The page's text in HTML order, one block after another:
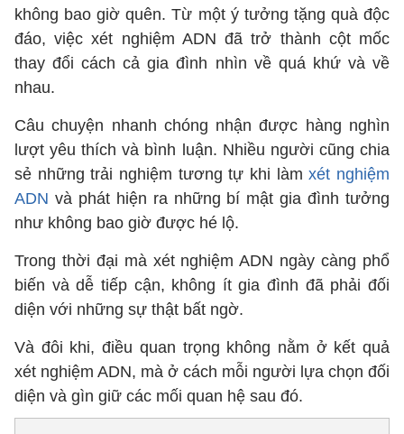
không bao giờ quên. Từ một ý tưởng tặng quà độc
đáo, việc xét nghiệm ADN đã trở thành cột mốc
thay đổi cách cả gia đình nhìn về quá khứ và về
nhau.
Câu chuyện nhanh chóng nhận được hàng nghìn
lượt yêu thích và bình luận. Nhiều người cũng chia
sẻ những trải nghiệm tương tự khi làmxét nghiệm
ADN và phát hiện ra những bí mật gia đình tưởng
như không bao giờ được hé lộ.
Trong thời đại mà xét nghiệm ADN ngày càng phổ
biến và dễ tiếp cận, không ít gia đình đã phải đối
diện với những sự thật bất ngờ.
Và đôi khi, điều quan trọng không nằm ở kết quả
xét nghiệm ADN, mà ở cách mỗi người lựa chọn đối
diện và gìn giữ các mối quan hệ sau đó.